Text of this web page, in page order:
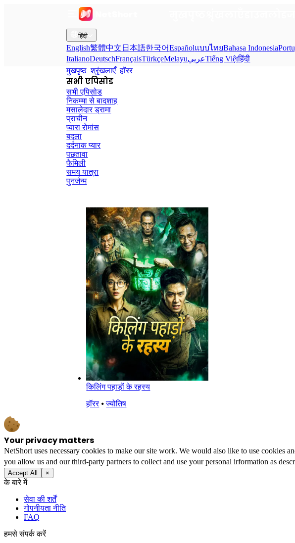
हिंदी
English繁體中文 日本語한국어EspañolแบบไทยBahasa Indonesia
ItalianoDeutschFrançaisTürkçeMelayuعربيTiếng Việtहिंदी
मुखपृष्ठ श्रृंखलाएँ हॉरर
सभी एपिसोड
सभी एपिसोड
निकम्मा से बादशाह
मसालेदार ड्रामा
प्राचीन
प्यारा रोमांस
बदला
दर्दनाक प्यार
पछतावा
फैमिली
समय यात्रा
पुनर्जन्म
किलिंग पहाड़ों के रहस्य
हॉरर⦁ज्योतिष
Your privacy matters
NetShort uses necessary cookies to make our site work. We would also like to use cookies
you allow us and our third-party partners to collect and use your personal irformation as
Accept All ×
के बारे में
सेवा की शर्तें
गोपनीयता नीति
FAQ
हमसे संपर्क करें